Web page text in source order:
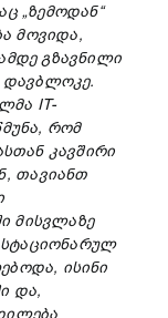
„ზემოდან“
მოვიდა,
გზავნილი
IT-
რომ
კავშირი
თავიანთ
მისვლაზე
სტაციონარულ
ა, ისინი
და,